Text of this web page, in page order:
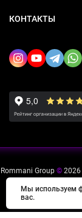
КОНТАКТЫ
Rommani Group © 2026
Мы используем
вас.